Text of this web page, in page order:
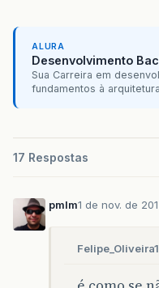
} while (
System.
}
ALURA
Desenvolvimento
Sua Carreira em
fundamentos à
17 Respostas
pmlm1 de nov. de